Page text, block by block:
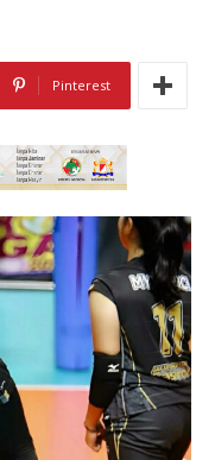
Pinterest